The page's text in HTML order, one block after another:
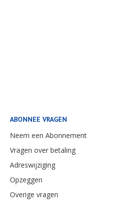
ABONNEE VRAGEN
Neem een Abonnement
Vragen over betaling
Adreswijziging
Opzeggen
Overige vragen